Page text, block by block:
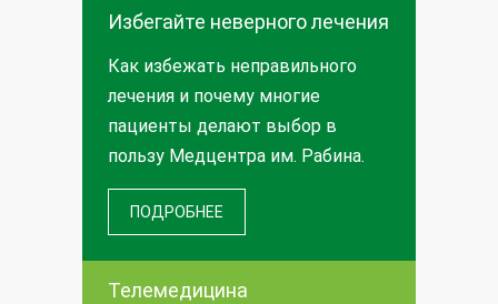
Избегайте неверного лечения
Как избежать неправильного
лечения и почему многие
пациенты делают выбор в
пользу Медцентра им. Рабина.
ПОДРОБНЕЕ
Телемедицина